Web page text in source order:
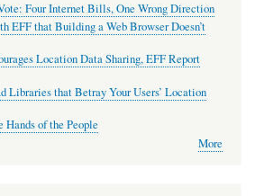
Four Internet Bills, One Wrong Direction
EFF that Building a Web Browser Doesn’t
Location Data Sharing, EFF Report
Libraries that Betray Your Users’ Location
Hands of the People
More